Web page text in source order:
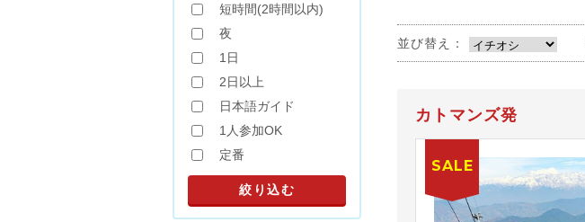
並び替え：
カトマンズ発
SALE
短時間(2時間以内)
夜
1日
2日以上
日本語ガイド
1人参加OK
定番